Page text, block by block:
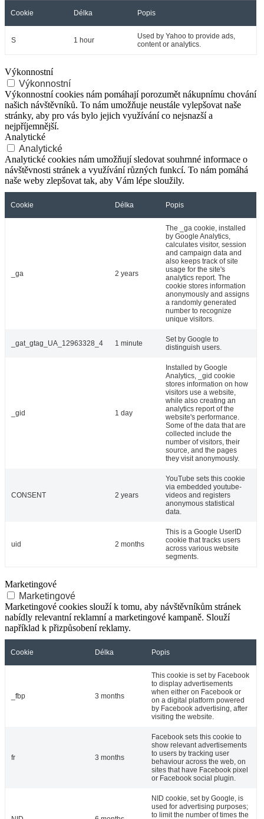
Cookie Délka Popis
S 1 hour
Used by Yahoo to provide ads,
content or analytics.
Výkonnostní
Výkonnostní
Výkonnostní cookies nám pomáhají porozumět nákupnímu chování
našich návštěvníků. To nám umožňuje neustále vylepšovat naše
stránky, aby pro vás bylo jejich využívání co nejsnazší a
nejpříjemnější.
Analytické
Analytické
Analytické cookies nám umožňují sledovat souhrnné informace o
návštěvnosti stránek a využívání různých funkcí. To nám pomáhá
naše weby zlepšovat tak, aby Vám lépe sloužily.
Cookie Délka Popis
_ga 2 years
The _ga cookie, installed
by Google Analytics,
calculates visitor, session
and campaign data and
also keeps track of site
usage for the site's
analytics report. The
cookie stores information
anonymously and assigns
a randomly generated
number to recognize
unique visitors.
_gat_gtag_UA_12963328_4 1 minute
Set by Google to
distinguish users.
_gid 1 day
Installed by Google
Analytics, _gid cookie
stores information on how
visitors use a website,
while also creating an
analytics report of the
website's performance.
Some of the data that are
collected include the
number of visitors, their
source, and the pages
they visit anonymously.
CONSENT 2 years
YouTube sets this cookie
via embedded youtube-
videos and registers
anonymous statistical
data.
uid 2 months
This is a Google UserID
cookie that tracks users
across various website
segments.
Marketingové
Marketingové
Marketingové cookies slouží k tomu, aby návštěvníkům stránek
nabídly relevantní reklamní a marketingové kampaně. Slouží
například k přizpůsobení reklamy.
Cookie Délka Popis
_fbp 3 months
This cookie is set by Facebook
to display advertisements
when either on Facebook or
on a digital platform powered
by Facebook advertising, after
visiting the website.
fr 3 months
Facebook sets this cookie to
show relevant advertisements
to users by tracking user
behaviour across the web, on
sites that have Facebook pixel
or Facebook social plugin.
NID cookie, set by Google, is
used for advertising purposes;
to limit the number of times the